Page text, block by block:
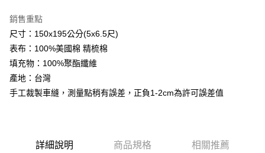
AFTEE先享後付
相關說明
【關於「AFTEE先享後付」】
AFTEE先享後付是「在收到商品之後才付款」的支付方式。 讓您購物簡單
便利好安心！
１．簡單：不需註冊會員、不需綁卡、不需儲值。
２．便利：只要手機號碼，簡訊認證，即可結帳。
３．安心：先確認商品／服務後，再付款。
２．訂單成立數日內，您將收到繳費通知簡訊。
ATM付款
運送方式
全家取貨付款
銷售重點
尺寸：150x195公分(5x6.5尺)
表布：100%美國棉 精梳棉
填充物：100%聚酯纖維
產地：台灣
手工裁製車縫，測量點稍有誤差，正負1-2cm為許可誤差值
詳細說明 商品規格 相關推薦